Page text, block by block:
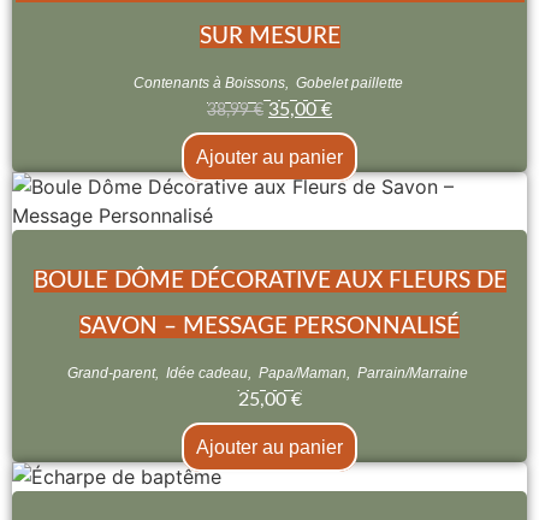
SUR MESURE
Contenants à Boissons, Gobelet paillette
38,99€ 35,00 €
Ajouter au panier
BOULE DÔME DÉCORATIVE AUX FLEURS DE
SAVON – MESSAGE PERSONNALISÉ
Grand-parent, Idée cadeau, Papa/Maman, Parrain/Marraine
25,00 €
Ajouter au panier